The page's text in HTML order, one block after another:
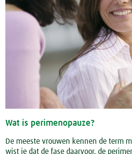
Wat is perimenopauze?
De meeste vrouwen kennen de term
wist je dat de fase daarvoor, de